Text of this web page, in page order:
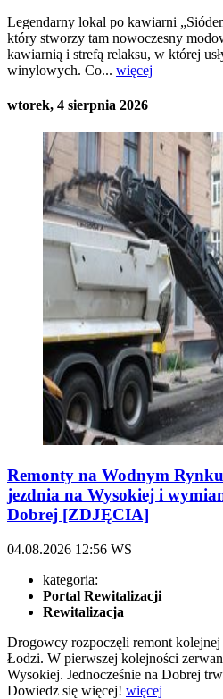
Legendarny lokal po kawiarni
który stworzy tam nowoczesny
kawiarnią i strefą relaksu, w której
winylowych. Co... więcej
wtorek, 4 sierpnia 2026
Remonty na Wodnym
jezdnia na Wysokiej i
Dobrej [ZDJĘCIA]
04.08.2026 12:56 WS
kategoria:
Portal Rewitalizacji
Rewitalizacja
Drogowcy rozpoczęli remont
Łodzi. W pierwszej kolejności
Wysokiej. Jednocześnie na Dobrej
Dowiedz się więcej! więcej